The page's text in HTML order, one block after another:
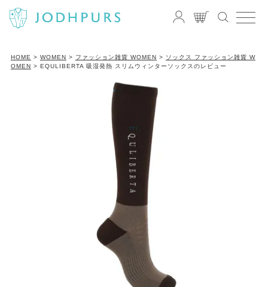
HOME WOMEN ファッション雑貨 WOMEN
ソックス ファッション雑貨 W
OMEN
EQULIBERTA 吸湿発熱 スリムウィンターソックスのレビュー